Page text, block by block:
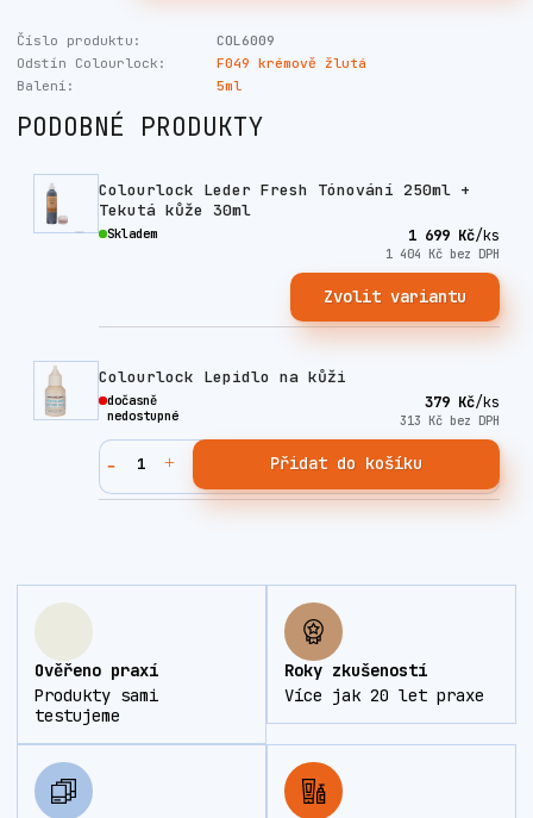
Číslo produktu:
COL6009
Odstín Colourlock:
F049 krémově žlutá
Balení:
5ml
PODOBNÉ PRODUKTY
Colourlock Leder Fresh Tónování 250ml +
Tekutá kůže 30ml
1 699 Kč/ks
1 404 Kč bez DPH
Skladem
Zvolit variantu
Colourlock Lepidlo na kůži
379 Kč/ks
313 Kč bez DPH
dočasně
nedostupné
Přidat do košíku
Ověřeno praxí
Produkty sami
testujeme
Roky zkušeností
Více jak 20 let praxe